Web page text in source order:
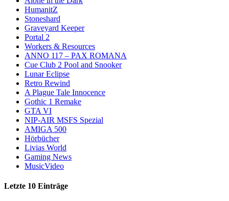
HumanitZ
Stoneshard
Graveyard Keeper
Portal 2
Workers & Resources
ANNO 117 – PAX ROMANA
Cue Club 2 Pool and Snooker
Lunar Eclipse
Retro Rewind
A Plague Tale Innocence
Gothic 1 Remake
GTA VI
NIP-AIR MSFS Spezial
AMIGA 500
Hörbücher
Livias World
Gaming News
MusicVideo
Letzte 10 Einträge